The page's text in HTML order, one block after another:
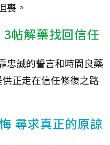
喪。
帖解藥找回信任
忠誠的誓言和時間良藥
正走在信任修復之路
尋求真正的原諒